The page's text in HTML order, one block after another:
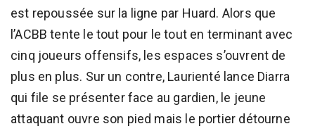
est repoussée sur la ligne par Huard. Alors que
l’ACBB tente le tout pour le tout en terminant avec
cinq joueurs offensifs, les espaces s’ouvrent de
plus en plus. Sur un contre, Laurienté lance Diarra
qui file se présenter face au gardien, le jeune
attaquant ouvre son pied mais le portier détourne